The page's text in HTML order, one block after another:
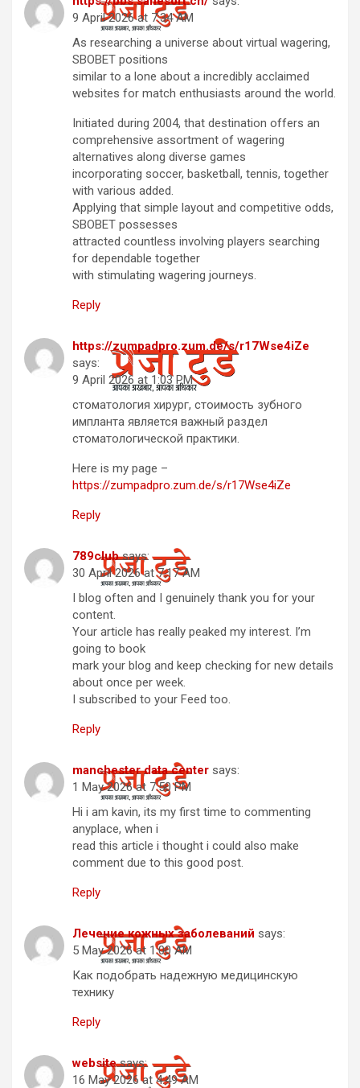
9 April 2026 at 7:34 AM
As researching a universe about virtual wagering,
SBOBET positions
similar to a lone about a incredibly acclaimed
websites for match enthusiasts around the world.
Initiated during 2004, that destination offers an
comprehensive assortment of wagering
alternatives along diverse games
incorporating soccer, basketball, tennis, together
with various added.
Applying that simple layout and competitive odds,
SBOBET possesses
attracted countless involving players searching
for dependable together
with stimulating wagering journeys.
Reply
https://zumpadpro.zum.de/s/r17Wse4iZe
says:
9 April 2026 at 1:03 PM
стоматология хирург, стоимость зубного
импланта является важный раздел
стоматологической практики.
Here is my page –
https://zumpadpro.zum.de/s/r17Wse4iZe
Reply
789club says:
30 April 2026 at 7:17 AM
I blog often and I genuinely thank you for your
content.
Your article has really peaked my interest. I’m
going to book
mark your blog and keep checking for new details
about once per week.
I subscribed to your Feed too.
Reply
manchester data center says:
1 May 2026 at 7:50 PM
Hi i am kavin, its my first time to commenting
anyplace, when i
read this article i thought i could also make
comment due to this good post.
Reply
Лечение кожных заболеваний says:
5 May 2026 at 1:00 AM
Как подобрать надежную медицинскую
технику
Reply
website says:
16 May 2026 at 4:49 AM